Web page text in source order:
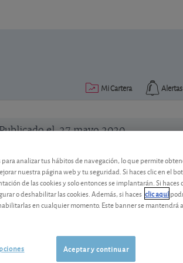
Alertas
Mi Cartera
el27 mayo 2020
Felguera: las
grupo industrial publica unos
ventas y profundización de las
para analizar tus hábitos de navegación, lo que permite
nuestra página web y tu seguridad. Si haces clic en el
de las cookies y solo entonces se implantarán. Si haces
o deshabilitar las cookies. Además, si haces clic aquí
en cualquier momento. Este banner se mantendrá
Aceptar y continuar